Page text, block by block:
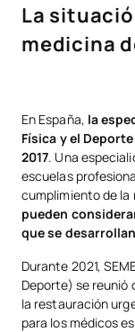
La
medicina
En España, la
Física y el
2017. Una
escuelas
cumplimiento de
pueden
que se
Durante 2021,
Deporte) se reunió
la restauración
para los médicos